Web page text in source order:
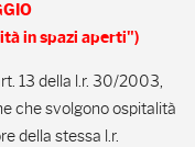
in spazi aperti")
13 della l.r. 30/2003,
che svolgono ospitalità
della stessa l.r.